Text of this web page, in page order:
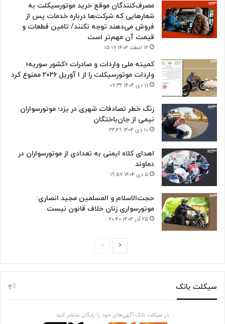
مصرف‌کنندگان موقع خرید موتورسیکلت به
شعارهایی که شرکت‌ها درباره خدمات پس از
فروش می‌دهند توجه نکنند/ تامین قطعات و
قیمت آن مهم‌تر است
۱۲ اسفند ۱۴۰۴ ۱۵:۱۷
کمیته ملی واردات و صادرات «کشور سوریه»
واردات موتورسیکلت را از ۱ آوریل ۲۰۲۶ ممنوع کرد
۱۱ دی ۱۴۰۴ ۰۷:۳۲
زنگ خطر تصادفات شهری در یزد؛ موتورسواران
نیمی از جان‌باختگان
۱۰ دی ۱۴۰۴ ۲۳:۴۹
اهدای کلاه ایمنی به تعدادی از موتورسواران در
دماوند
۵ دی ۱۴۰۴ ۱۹:۵۷
حجت‌الاسلام و المسلمین مجید انصاری:
موتورسواری زنان خلاف قانون نیست
۲۵ آذر ۱۴۰۴ ۲۰:۴۰
ح
ق
ب
ح
ب
ع
سیکلت بانک
در سیکلت بانک آگهی‌های خود را رایگان منتشر کنید